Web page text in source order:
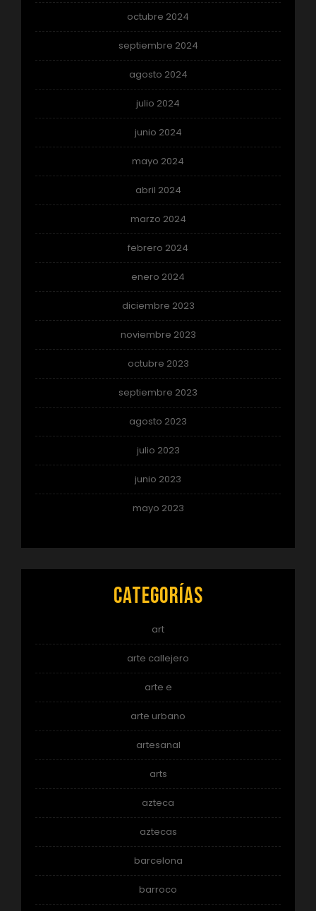
octubre 2024
septiembre 2024
agosto 2024
julio 2024
junio 2024
mayo 2024
abril 2024
marzo 2024
febrero 2024
enero 2024
diciembre 2023
noviembre 2023
octubre 2023
septiembre 2023
agosto 2023
julio 2023
junio 2023
mayo 2023
Categorías
art
arte callejero
arte e
arte urbano
artesanal
arts
azteca
aztecas
barcelona
barroco